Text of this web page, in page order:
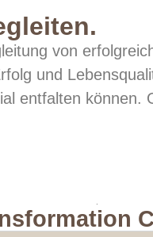
von
und
entfalten können.